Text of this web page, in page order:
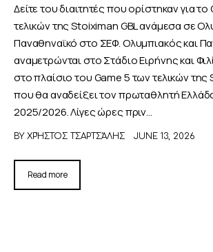
Δείτε του διαιτητές που ορίστηκαν για
τελικών της Stoiximan GBL ανάμεσα σε
Παναθηναϊκό στο ΣΕΦ. Ολυμπιακός και
αναμετρώνται στο Στάδιο Ειρήνης και
στο πλαίσιο του Game 5 των τελικών της
που θα αναδείξει τον πρωταθλητή
2025/2026. Λίγες ώρες πριν…
BY ΧΡΉΣΤΟΣ ΤΣΑΡΤΣΆΛΗΣ JUNE 13, 2026
Read more